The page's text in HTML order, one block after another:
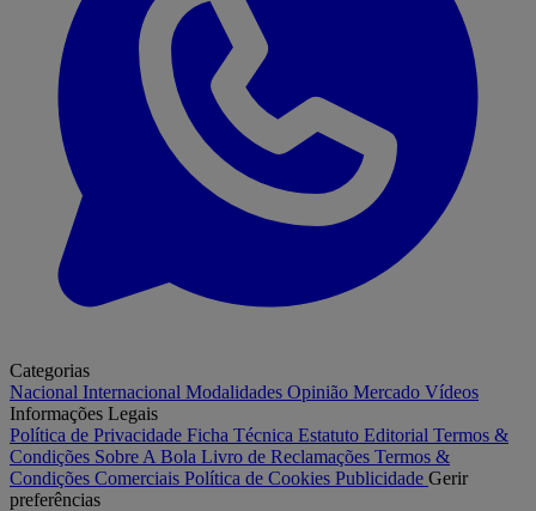
Categorias
Nacional Internacional Modalidades Opinião Mercado Vídeos
Informações Legais
Política de Privacidade Ficha Técnica Estatuto Editorial Termos &
Condições Sobre A Bola Livro de Reclamações Termos &
Condições Comerciais Política de Cookies Publicidade Gerir
preferências